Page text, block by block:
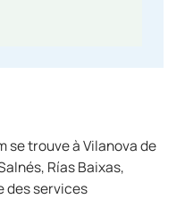
se trouve à Vilanova de
Rías Baixas,
des services